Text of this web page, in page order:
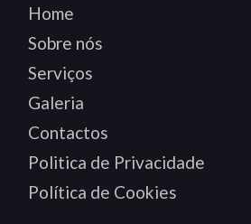
Home
Sobre nós
Serviços
Galeria
Contactos
Politica de Privacidade
Política de Cookies